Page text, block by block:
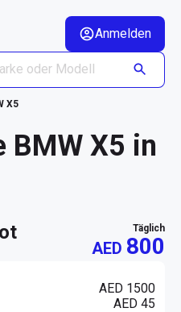
Anmelden
X5
BMW X5 in
täglich
AED 800
AED 1500
AED 45